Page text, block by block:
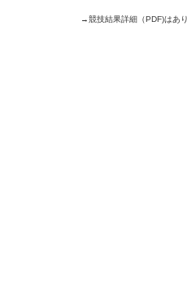
→競技結果詳細（PDF)はあ